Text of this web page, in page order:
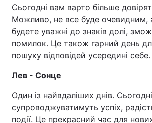
Сьогодні вам варто більше довіряти
Можливо, не все буде очевидним,
будете уважні до знаків долі,
помилок. Це також гарний день
пошуку відповідей усередині себе.
Лев - Сонце
Один із найвдаліших днів.
супроводжуватимуть успіх,
події. Це прекрасний час для